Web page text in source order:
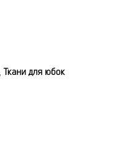
Ткани для юбок